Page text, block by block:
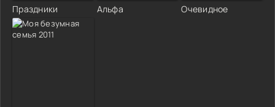
Праздники Альфа Очевидное